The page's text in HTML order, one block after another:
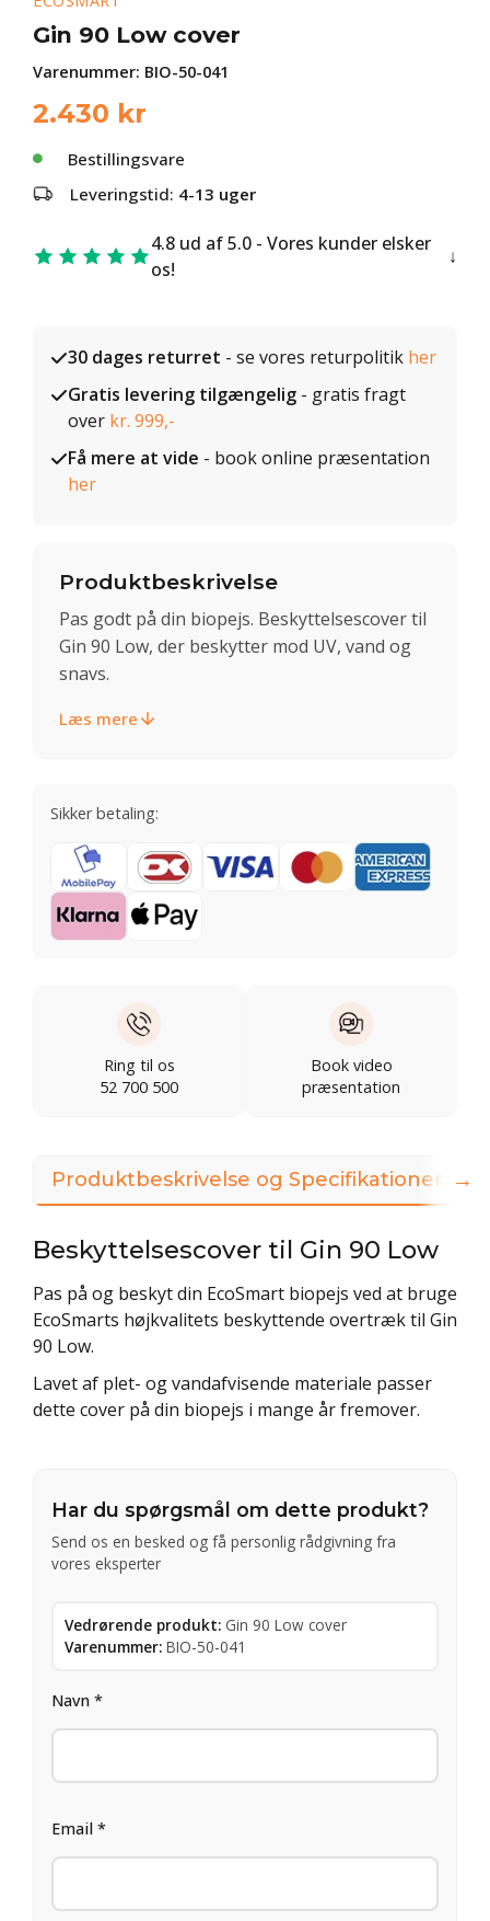
Gin 90 Low cover
Varenummer: BIO-50-041
2.430 kr
Bestillingsvare
Leveringstid: 4-13 uger
4.8 ud af 5.0 - Vores kunder elsker
os!
30 dages returret - se vores returpolitik her
Gratis levering tilgængelig - gratis fragt
over kr. 999,-
Få mere at vide - book online præsentation
her
Produktbeskrivelse
Pas godt på din biopejs. Beskyttelsescover til
Gin 90 Low, der beskytter mod UV, vand og
snavs.
Læs mere
Sikker betaling:
Ring til os
52 700 500
Book video
præsentation
Produktbeskrivelse og Specifikationer
Beskyttelsescover til Gin 90 Low
Pas på og beskyt din EcoSmart biopejs ved at bruge
EcoSmarts højkvalitets beskyttende overtræk til Gin
90 Low.
Lavet af plet- og vandafvisende materiale passer
dette cover på din biopejs i mange år fremover.
Har du spørgsmål om dette produkt?
Send os en besked og få personlig rådgivning fra
vores eksperter
Vedrørende produkt: Gin 90 Low cover
Varenummer: BIO-50-041
Navn *
Email *
→